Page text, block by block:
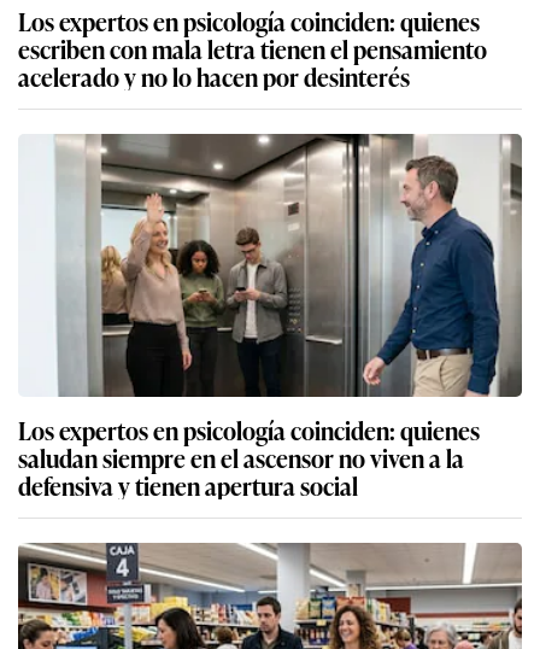
Los expertos en psicología coinciden: quienes
escriben con mala letra tienen el pensamiento
acelerado y no lo hacen por desinterés
Los expertos en psicología coinciden: quienes
saludan siempre en el ascensor no viven a la
defensiva y tienen apertura social